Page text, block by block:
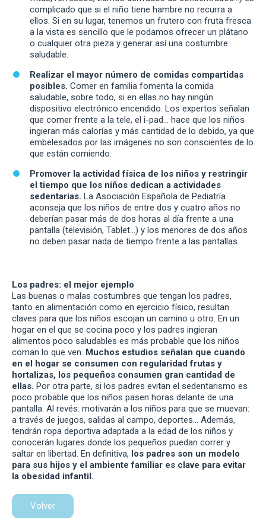
complicado que si el niño tiene hambre no recurra a
ellos. Si en su lugar, tenemos un frutero con fruta fresca
a la vista es sencillo que le podamos ofrecer un plátano
o cualquier otra pieza y generar así una costumbre
saludable.
Realizar el mayor número de comidas compartidas
posibles. Comer en familia fomenta la comida
saludable, sobre todo, si en ellas no hay ningún
dispositivo electrónico encendido. Los expertos señalan
que comer frente a la tele, el i-pad… hace que los niños
ingieran más calorías y más cantidad de lo debido, ya que
embelesados por las imágenes no son conscientes de lo
que están comiendo.
Promover la actividad física de los niños y restringir
el tiempo que los niños dedican a actividades
sedentarias. La Asociación Española de Pediatría
aconseja que los niños de entre dos y cuatro años no
deberían pasar más de dos horas al día frente a una
pantalla (televisión, Tablet…) y los menores de dos años
no deben pasar nada de tiempo frente a las pantallas.
Los padres: el mejor ejemplo
Las buenas o malas costumbres que tengan los padres,
tanto en alimentación como en ejercicio físico, resultan
claves para que los niños escojan un camino u otro. En un
hogar en el que se cocina poco y los padres ingieran
alimentos poco saludables es más probable que los niños
coman lo que ven. Muchos estudios señalan que cuando
en el hogar se consumen con regularidad frutas y
hortalizas, los pequeños consumen gran cantidad de
ellas. Por otra parte, si los padres evitan el sedentarismo es
poco probable que los niños pasen horas delante de una
pantalla. Al revés: motivarán a los niños para que se muevan:
a través de juegos, salidas al campo, deportes… Además,
tendrán ropa deportiva adaptada a la edad de los niños y
conocerán lugares donde los pequeños puedan correr y
saltar en libertad. En definitiva, los padres son un modelo
para sus hijos y el ambiente familiar es clave para evitar
la obesidad infantil.
Volver